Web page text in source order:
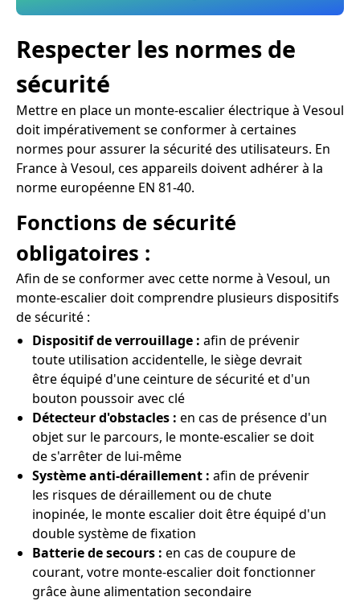
Respecter les normes de
sécurité
Mettre en place un monte-escalier électrique à Vesoul
doit impérativement se conformer à certaines
normes pour assurer la sécurité des utilisateurs. En
France à Vesoul, ces appareils doivent adhérer à la
norme européenne EN 81-40.
Fonctions de sécurité
obligatoires :
Afin de se conformer avec cette norme à Vesoul, un
monte-escalier doit comprendre plusieurs dispositifs
de sécurité :
Dispositif de verrouillage : afin de prévenir
toute utilisation accidentelle, le siège devrait
être équipé d'une ceinture de sécurité et d'un
bouton poussoir avec clé
Détecteur d'obstacles : en cas de présence d'un
objet sur le parcours, le monte-escalier se doit
de s'arrêter de lui-même
Système anti-déraillement : afin de prévenir
les risques de déraillement ou de chute
inopinée, le monte escalier doit être équipé d'un
double système de fixation
Batterie de secours : en cas de coupure de
courant, votre monte-escalier doit fonctionner
grâce àune alimentation secondaire